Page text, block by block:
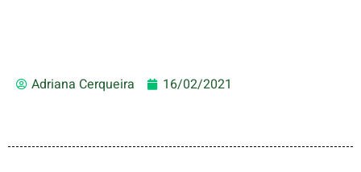
Adriana Cerqueira 16/02/2021